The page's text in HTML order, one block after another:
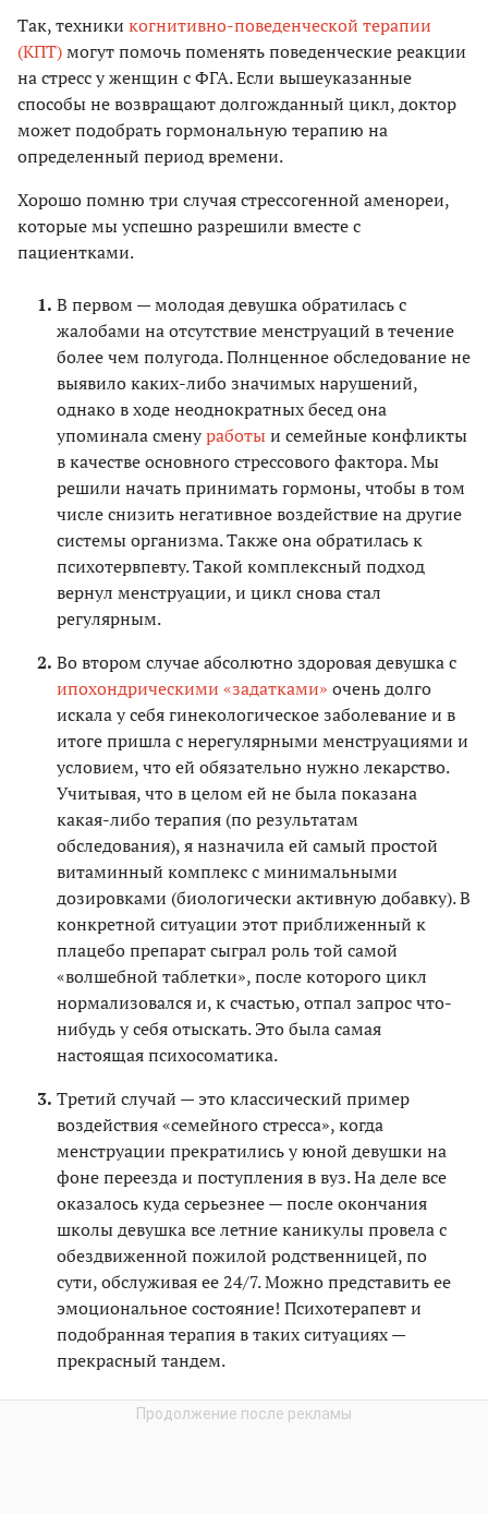
Так, техники когнитивно-поведенческой терапии
(КПТ)могут помочь поменять поведенческие реакции
на стресс у женщин с ФГА. Если вышеуказанные
способы не возвращают долгожданный цикл, доктор
может подобрать гормональную терапию на
определенный период времени.
Хорошо помню три случая стрессогенной аменореи,
которые мы успешно разрешили вместе с
пациентками.
В первом — молодая девушка обратилась с
жалобами на отсутствие менструаций в течение
более чем полугода. Полнценное обследование не
выявило каких-либо значимых нарушений,
однако в ходе неоднократных бесед она
упоминала сменуработыи семейные конфликты
в качестве основного стрессового фактора. Мы
решили начать принимать гормоны, чтобы в том
числе снизить негативное воздействие на другие
системы организма. Также она обратилась к
психотервпевту. Такой комплексный подход
вернул менструации, и цикл снова стал
регулярным.
Во втором случае абсолютно здоровая девушка с
ипохондрическими «задатками» очень долго
искала у себя гинекологическое заболевание и в
итоге пришла с нерегулярными менструациями и
условием, что ей обязательно нужно лекарство.
Учитывая, что в целом ей не была показана
какая-либо терапия (по результатам
обследования), я назначила ей самый простой
витаминный комплекс с минимальными
дозировками (биологически активную добавку). В
конкретной ситуации этот приближенный к
плацебо препарат сыграл роль той самой
«волшебной таблетки», после которого цикл
нормализовался и, к счастью, отпал запрос что-
нибудь у себя отыскать. Это была самая
настоящая психосоматика.
Третий случай — это классический пример
воздействия «семейного стресса», когда
менструации прекратились у юной девушки на
фоне переезда и поступления в вуз. На деле все
оказалось куда серьезнее — после окончания
школы девушка все летние каникулы провела с
обездвиженной пожилой родственницей, по
сути, обслуживая ее 24/7. Можно представить ее
эмоциональное состояние! Психотерапевт и
подобранная терапия в таких ситуациях —
прекрасный тандем.